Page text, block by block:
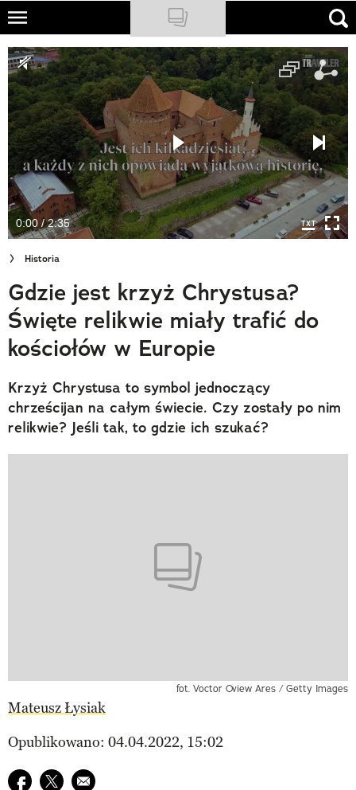
Skip
main
content
NATIONAL GEOGRAPHIC
TRAVELER
PODCASTY
Sklep
Newsletter
Cuda Polski
Wielki Konkurs Fotograficzny
Trendbook Podróżniczy
Polecane
0:00 / 2:35
Historia
Gdzie jest krzyż Chrystusa?
Święte relikwie miały trafić do
kościołów w Europie
Krzyż Chrystusa to symbol jednoczący
chrześcijan na całym świecie. Czy zostały po nim
relikwie? Jeśli tak, to gdzie ich szukać?
fot. Voctor Oview Ares / Getty Images
Mateusz Łysiak
Opublikowano: 04.04.2022, 15:02
Udostępnij na facebook
Udostępnij na twitter
E-mail do przyjaciela